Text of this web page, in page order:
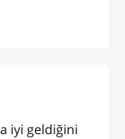
iyi geldiğini